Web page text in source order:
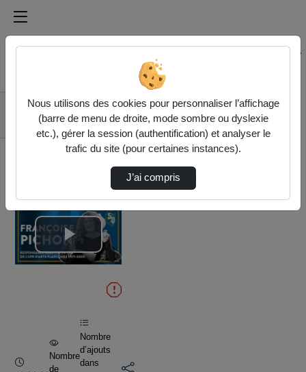
Médiathèque de l'université Paris
Rechercher un média sur Médiathèque de l'université
Accueil
Vidéos
Entretien avec
Françoise Pichon
Lire
vidéo
Durée :
Nombre
de
Nombre
d’ajouts
dans
Nous utilisons des cookies pour personnaliser l’affichage
(barre de menu de droite, mode sombre ou dyslexie
etc.), gérer la session (authentification) et analyser le
trafic du site (pour certaines instances).
J’ai compris